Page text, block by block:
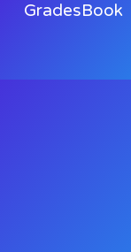
GradesBook